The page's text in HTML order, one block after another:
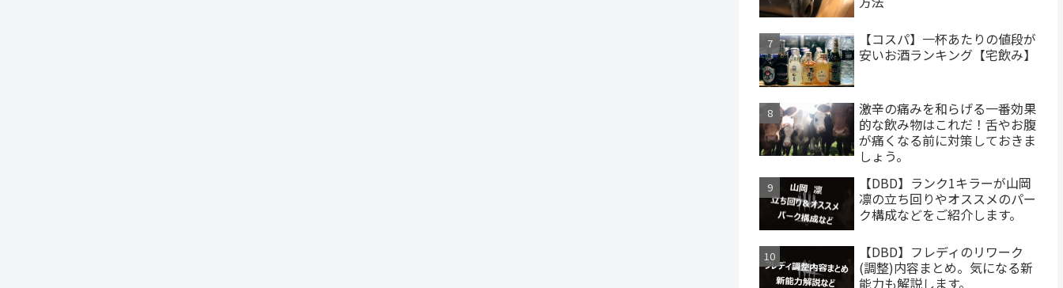
【コスパ】一杯あたりの値段が
安いお酒ランキング【宅飲み】
激辛の痛みを和らげる一番効果
的な飲み物はこれだ！舌やお腹
が痛くなる前に対策しておきま
しょう。
【DBD】ランク1キラーが山岡
凛の立ち回りやオススメのパー
ク構成などをご紹介します。
【DBD】フレディのリワーク
(調整)内容まとめ。気になる新
能力も解説します。